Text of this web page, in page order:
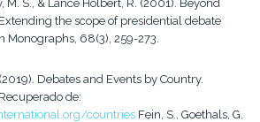
M. S., & Lance Holbert, R. (2001). Beyond
the scope of presidential debate
Monographs, 68(3), 259-273.
Debates and Events by Country.
de:
countriesFein, S., Goethals, G.